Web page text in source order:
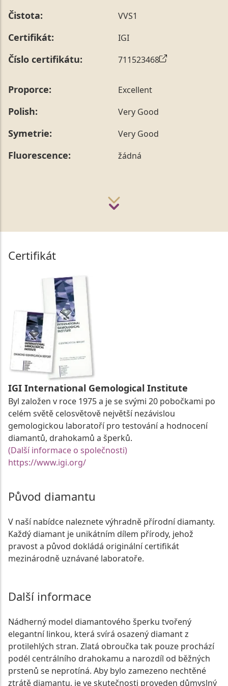
Čistota: VVS1
Certifikát: IGI
Číslo certifikátu: 711523468
Proporce: Excellent
Polish: Very Good
Symetrie: Very Good
Fluorescence: žádná
Certifikát
IGI International Gemological Institute
Byl založen v roce 1975 a je se svými 20 pobočkami po
celém světě celosvětově největší nezávislou
gemologickou laboratoří pro testování a hodnocení
diamantů, drahokamů a šperků.
(Další informace o společnosti)
https://www.igi.org/
Původ diamantu
V naší nabídce naleznete výhradně přírodní diamanty.
Každý diamant je unikátním dílem přírody, jehož
pravost a původ dokládá originální certifikát
mezinárodně uznávané laboratoře.
Další informace
Nádherný model diamantového šperku tvořený
elegantní linkou, která svírá osazený diamant z
protilehlých stran. Zlatá obroučka tak pouze prochází
podél centrálního drahokamu a narozdíl od běžných
prstenů se neprotíná. Aby bylo zamezeno nechtěné
ztrátě diamantu, je ve skutečnosti proveden důmyslný